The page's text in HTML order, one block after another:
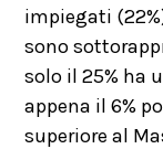
impiegati
sono
solo il 25% ha
appena il 6%
superiore al